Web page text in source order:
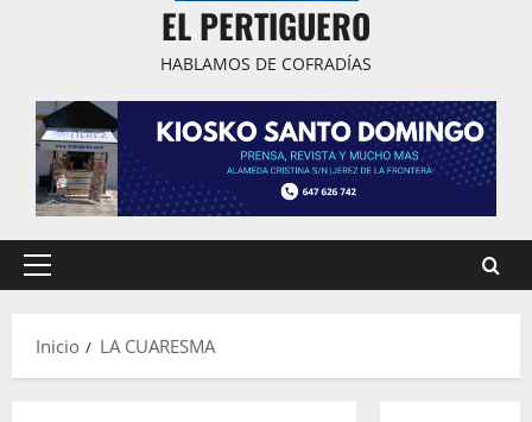
EL PERTIGUERO
HABLAMOS DE COFRADÍAS
Menú
Inicio
LA CUARESMA